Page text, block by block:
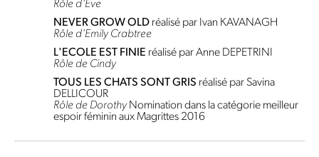
Rôle d'Eve
NEVER GROW OLD réalisé par Ivan KAVANAGH
Rôle d'Emily Crabtree
L'ECOLE EST FINIE réalisé par Anne DEPETRINI
Rôle de Cindy
TOUS LES CHATS SONT GRIS réalisé par Savina
DELLICOUR
Rôle de Dorothy Nomination dans la catégorie meilleur
espoir féminin aux Magrittes 2016